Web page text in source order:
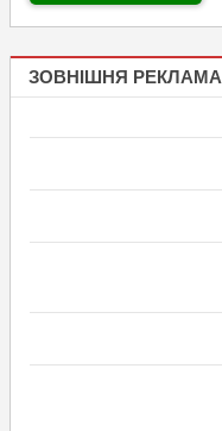
ЗОВНІШНЯ РЕКЛАМА